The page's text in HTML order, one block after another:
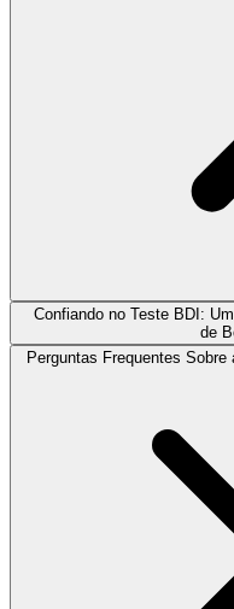
Confiando no Teste BDI:
de
Perguntas Frequentes Sobre